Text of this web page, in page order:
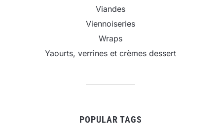
Viandes
Viennoiseries
Wraps
Yaourts, verrines et crèmes dessert
POPULAR TAGS